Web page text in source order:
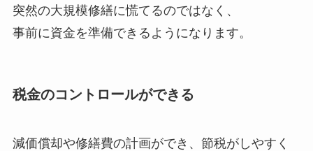
突然の大規模修繕に慌てるのではなく、
事前に資金を準備できるようになります。
税金のコントロールができる
減価償却や修繕費の計画ができ、節税がしやすく